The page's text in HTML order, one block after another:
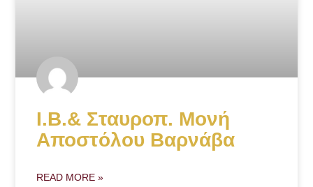
Ι.Β.& Σταυροπ. Μονή
Αποστόλου Βαρνάβα
READ MORE »